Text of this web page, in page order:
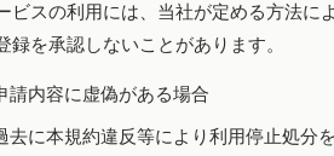
ビスの利用には、当社が定める方法に
録を承認しないことがあります。
請内容に虚偽がある場合
去に本規約違反等により利用停止処分